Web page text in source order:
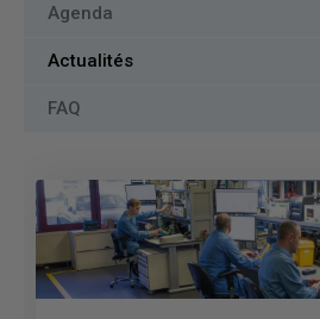
Agenda
Actualités
FAQ